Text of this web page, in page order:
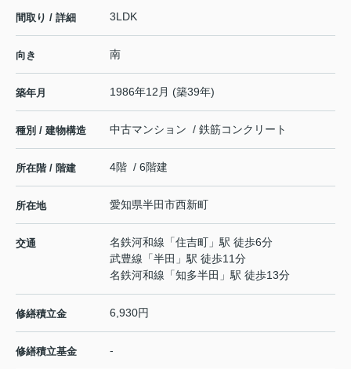
間取り / 詳細 3LDK
向き 南
築年月 1986年12月 (築39年)
種別 / 建物構造 中古マンション / 鉄筋コンクリート
所在階 / 階建 4階 / 6階建
所在地 愛知県半田市西新町
交通 名鉄河和線 「住吉町 」駅 徒歩6分
武豊線 「半田 」駅 徒歩11分
名鉄河和線 「知多半田 」駅 徒歩13分
修繕積立金 6,930円
修繕積立基金 -